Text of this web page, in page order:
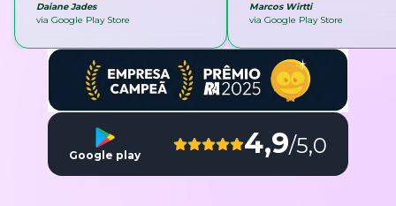
Daiane Jades
via Google Play Store
Marcos Wirtti
via Google Play Store
Google play 4,9/5,0